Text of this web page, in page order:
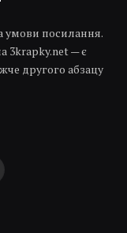
умови посилання.
3krapky.net — є
другого абзацу